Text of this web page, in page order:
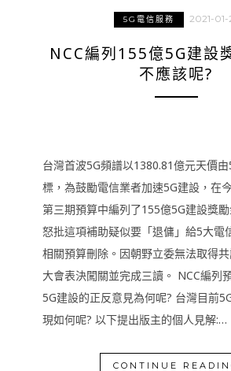
5G電信服務 2021-
NCC編列155億5G建設
不應該呢?
台灣首波5G頻譜以1380.81億元天價
標，為鼓勵電信業者加速5G建設，在
第三期預算中編列了155億5G建設獎
怒批這項補助疑似要「退傭」給5大電
相關預算刪除。因朝野立委無法取得
大會表決闖關並完成三讀。 NCC編列
5G建設的正反意見為何呢? 台灣目前
現如何呢? 以下提出版主的個人見解:…
CONTINUE